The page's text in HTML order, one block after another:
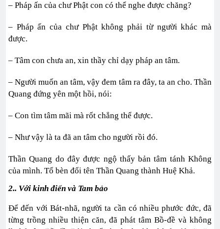
– Pháp ấn của chư Phật con có thể nghe được chăng?
– Pháp ấn của chư Phật không phải từ người khác mà
được.
– Tâm con chưa an, xin thầy chỉ dạy pháp an tâm.
– Người muốn an tâm, vậy đem tâm ra đây, ta an cho. Thần
Quang đứng yên một hồi, nói:
– Con tìm tâm mãi mà rốt chẳng thể được.
– Như vậy là ta đã an tâm cho người rồi đó.
Thần Quang do đây được ngộ thấy bản tâm tánh Không
của mình. Tổ bèn đổi tên Thần Quang thành Huệ Khả.
2.. Với kinh điển và Tam bảo
Để đến với Bát-nhã, người ta cần có nhiều phước đức, đã
từng trồng nhiều thiện căn, đã phát tâm Bồ-đề và không